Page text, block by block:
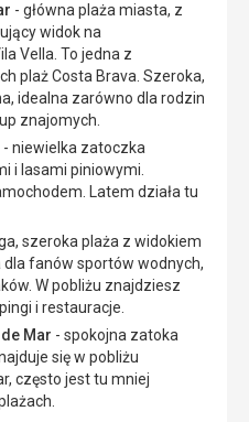
- główna plaża miasta, z
widok na
Vella. To jedna z
plaż Costa Brava. Szeroka,
idealna zarówno dla rodzin
znajomych.
- niewielka zatoczka
i lasami piniowymi.
Latem działa tu
szeroka plaża z widokiem
dla fanów sportów wodnych,
W pobliżu znajdziesz
i restauracje.
Mar - spokojna zatoka
się w pobliżu
często jest tu mniej